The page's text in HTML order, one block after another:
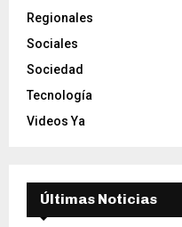
Regionales
Sociales
Sociedad
Tecnología
Videos Ya
Últimas Noticias